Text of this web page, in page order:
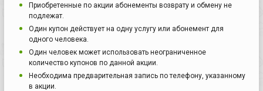
Приобретенные по акции абонементы возврату и обмену не
подлежат.
Один купон действует на одну услугу или абонемент для
одного человека.
Один человек может использовать неограниченное
количество купонов по данной акции.
Необходима предварительная запись по телефону, указанному
в акции.